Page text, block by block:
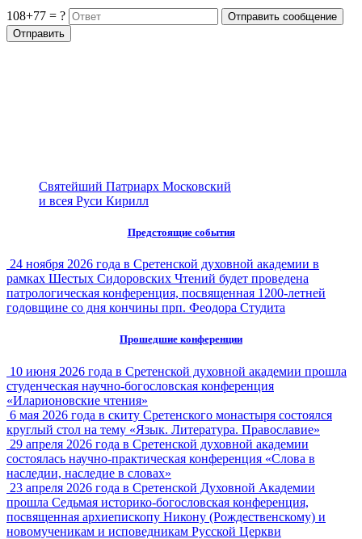
108+77 = ?
Святейший Патриарх Московский
и всея Руси Кирилл
Предстоящие события
24 ноября 2026 года в Сретенской духовной академии в
рамках Шестых Сидоровских Чтений будет проведена
патрологическая конференция, посвященная 1200-летней
годовщине со дня кончины прп. Феодора Студита
Прошедшие конференции
10 июня 2026 года в Сретенской духовной академии прошла
студенческая научно-богословская конференция
«Иларионовские чтения»
6 мая 2026 года в скиту Сретенского монастыря состоялся
круглый стол на тему «Язык. Литература. Православие»
29 апреля 2026 года в Сретенской духовной академии
состоялась научно-практическая конференция «Слова в
наследии, наследие в словах»
23 апреля 2026 года в Сретенской Духовной Академии
прошла Седьмая историко-богословская конференция,
посвященная архиепископу Никону (Рождественскому) и
новомученикам и исповедникам Русской Церкви